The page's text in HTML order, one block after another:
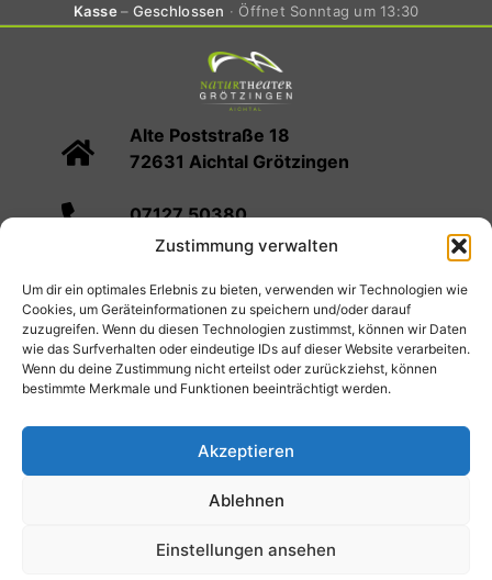
Zustimmung verwalten
Um dir ein optimales Erlebnis zu bieten, verwenden wir Technologien wie
Cookies, um Geräteinformationen zu speichern und/oder darauf
zuzugreifen. Wenn du diesen Technologien zustimmst, können wir Daten
wie das Surfverhalten oder eindeutige IDs auf dieser Website verarbeiten.
Wenn du deine Zustimmung nicht erteilst oder zurückziehst, können
bestimmte Merkmale und Funktionen beeinträchtigt werden.
Akzeptieren
Ablehnen
Einstellungen ansehen
Kasse Geschlossen Öffnet Sonntag um 13:30
Alte Poststraße 18
72631 Aichtal Grötzingen
07127 50380
Spielplan Kartenvorverkauf
Infos
Verein
Mediathek Cookie-Richtlinie (EU)
© 2026 Naturtheater Grötzingen
Impressum
Datenschutzerklärung